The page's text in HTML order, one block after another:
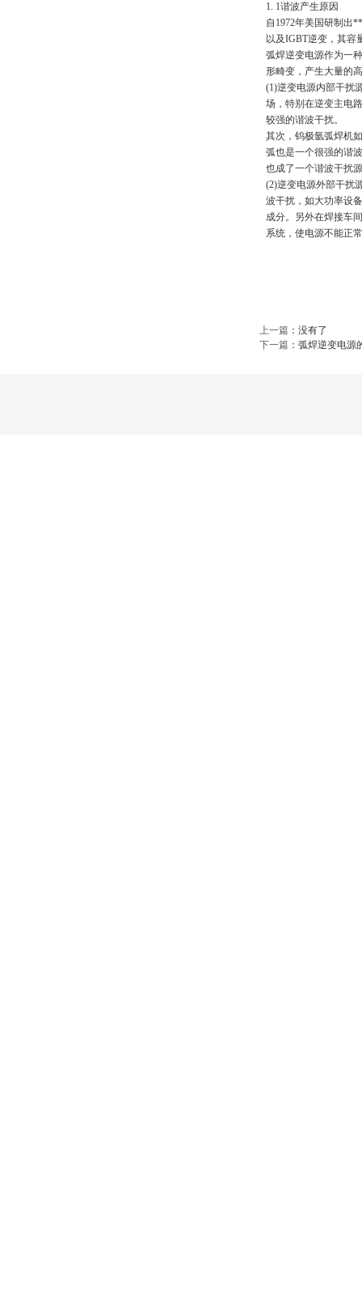
1. 1谐波产生原因
自1972年美国研制出
以及IGBT逆变，其
弧焊逆变电源作为一
形畸变，产生大量的
(1)逆变电源内部干扰
场，特别在逆变主电
较强的谐波干扰。
其次，钨极氩弧焊机
弧也是一个很强的谐
也成了一个谐波干扰
(2)逆变电源外部干扰
波干扰，如大功率设
成分。另外在焊接车
系统，使电源不能正
上一篇 ：没有了
下一篇 ： 弧焊逆变电源